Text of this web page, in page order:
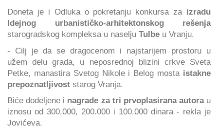
Doneta je i Odluka o pokretanju konkursa za izradu
Idejnog urbanističko-arhitektonskog rešenja
starogradskog kompleksa u naselju Tulbe u Vranju.
- Cilj je da se dragocenom i najstarijem prostoru u
užem delu grada, u neposrednoj blizini crkve Sveta
Petke, manastira Svetog Nikole i Belog mosta istakne
prepoznatljivost starog Vranja.
Biće dodeljene i nagrade za tri prvoplasirana autora u
iznosu od 300.000, 200.000 i 100.000 dinara - rekla je
Jovićeva.